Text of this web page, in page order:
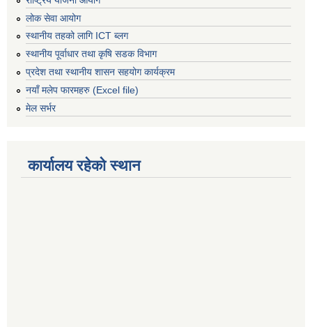
लोक सेवा आयोग
स्थानीय तहको लागि ICT ब्लग
स्थानीय पूर्वाधार तथा कृषि सडक विभाग
प्रदेश तथा स्थानीय शासन सहयोग कार्यक्रम
नयाँ मलेप फारमहरु (Excel file)
मेल सर्भर
कार्यालय रहेको स्थान